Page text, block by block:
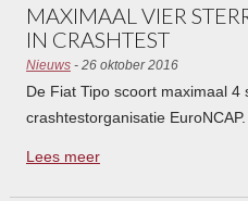
MAXIMAAL VIER
IN CRASHTEST
Nieuws- 26 oktober 2016
De Fiat Tipo scoort maximaal
crashtestorganisatie
uitrustingsniveau.
Lees meer